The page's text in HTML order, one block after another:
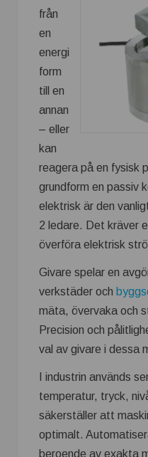
från
en
energi
form
till en
annan
– eller
kan
reagera på en fysisk
grundform en passiv
elektrisk är den
2 ledare. Det kräver
överföra elektrisk
Givare spelar en
verkstäder och
mäta, övervaka och
Precision och
val av givare i dessa
I industrin används
temperatur, tryck,
säkerställer att
optimalt.
beroende av exakta